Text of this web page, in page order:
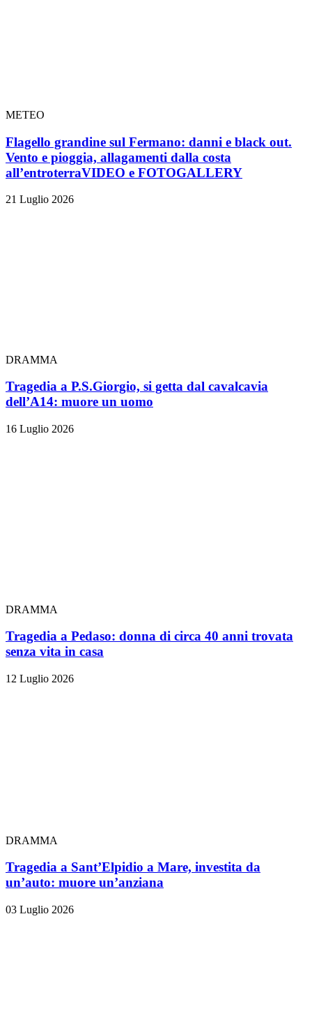
METEO
Flagello grandine sul Fermano: danni e black out.
Vento e pioggia, allagamenti dalla costa
all’entroterraVIDEO e FOTOGALLERY
21 Luglio 2026
DRAMMA
Tragedia a P.S.Giorgio, si getta dal cavalcavia
dell’A14: muore un uomo
16 Luglio 2026
DRAMMA
Tragedia a Pedaso: donna di circa 40 anni trovata
senza vita in casa
12 Luglio 2026
DRAMMA
Tragedia a Sant’Elpidio a Mare, investita da
un’auto: muore un’anziana
03 Luglio 2026